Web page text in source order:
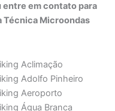
entre em contato para
Técnica Microondas
Aclimação
Adolfo Pinheiro
Aeroporto
Água Branca